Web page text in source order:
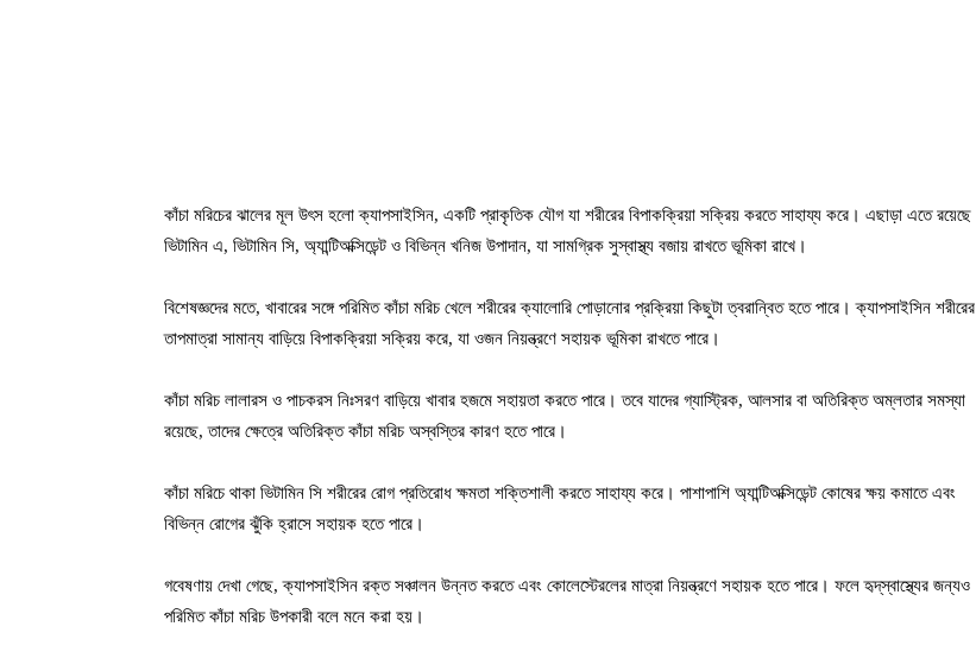
কাঁচা মরিচের ঝালের মূল উৎস হলো ক্যাপসাইসিন, একটি প্রাকৃতিক যৌগ যা শরীরের বিপাকক্রিয়া সক্রিয় করতে সাহায্য করে। এছাড়া এতে রয়েছে
ভিটামিন এ, ভিটামিন সি, অ্যান্টিঅক্সিডেন্ট ও বিভিন্ন খনিজ উপাদান, যা সামগ্রিক সুস্বাস্থ্য বজায় রাখতে ভূমিকা রাখে।
বিশেষজ্ঞদের মতে, খাবারের সঙ্গে পরিমিত কাঁচা মরিচ খেলে শরীরের ক্যালোরি পোড়ানোর প্রক্রিয়া কিছুটা ত্বরান্বিত হতে পারে। ক্যাপসাইসিন শরীরের
তাপমাত্রা সামান্য বাড়িয়ে বিপাকক্রিয়া সক্রিয় করে, যা ওজন নিয়ন্ত্রণে সহায়ক ভূমিকা রাখতে পারে।
কাঁচা মরিচ লালারস ও পাচকরস নিঃসরণ বাড়িয়ে খাবার হজমে সহায়তা করতে পারে। তবে যাদের গ্যাস্ট্রিক, আলসার বা অতিরিক্ত অম্লতার সমস্যা
রয়েছে, তাদের ক্ষেত্রে অতিরিক্ত কাঁচা মরিচ অস্বস্তির কারণ হতে পারে।
কাঁচা মরিচে থাকা ভিটামিন সি শরীরের রোগ প্রতিরোধ ক্ষমতা শক্তিশালী করতে সাহায্য করে। পাশাপাশি অ্যান্টিঅক্সিডেন্ট কোষের ক্ষয় কমাতে এবং
বিভিন্ন রোগের ঝুঁকি হ্রাসে সহায়ক হতে পারে।
গবেষণায় দেখা গেছে, ক্যাপসাইসিন রক্ত সঞ্চালন উন্নত করতে এবং কোলেস্টেরলের মাত্রা নিয়ন্ত্রণে সহায়ক হতে পারে। ফলে হৃদ্‌স্বাস্থ্যের জন্যও
পরিমিত কাঁচা মরিচ উপকারী বলে মনে করা হয়।